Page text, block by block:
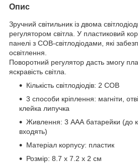
Опис
Зручний світильник із двома
регулятором світла. У пластиковий
панелі з COB-світлодіодами, які
освітлення.
Поворотний регулятор дасть змогу
яскравість світла.
Кількість світлодіодів: 2 COB
3 способи кріплення: магніти,
клейка липучка
Живлення: 3 ААА батарейки (до
входять)
Матеріал корпусу: пластик
Розмір: 8.7 х 7.2 х 2 см